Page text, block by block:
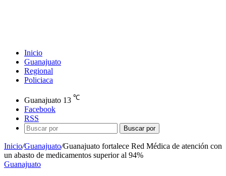
Inicio
Guanajuato
Regional
Policiaca
Guanajuato 13 ℃
Facebook
RSS
Buscar por
Inicio/Guanajuato/Guanajuato fortalece Red Médica de atención con
un abasto de medicamentos superior al 94%
Guanajuato